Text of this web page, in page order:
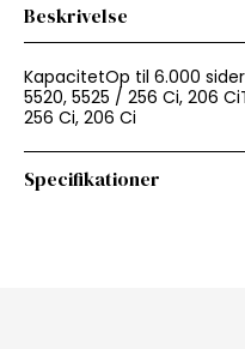
Beskrivelse
KapacitetOp til 6.000
5520, 5525 / 256 Ci, 206
256 Ci, 206 Ci
Specifikationer